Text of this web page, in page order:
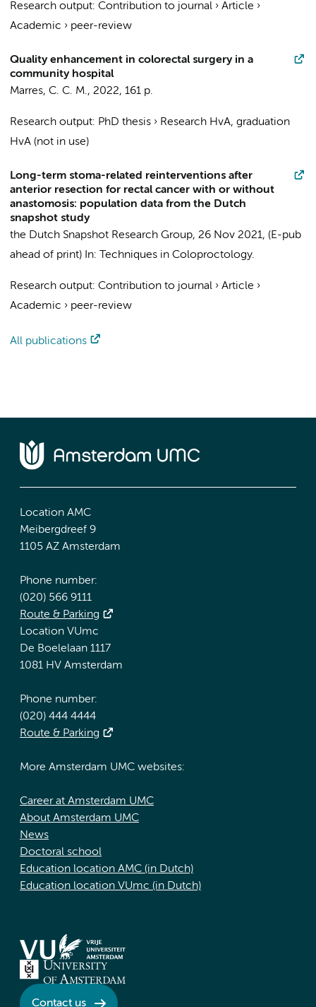
Research output: Contribution to journal › Article ›
Academic › peer-review
Quality enhancement in colorectal surgery in a
community hospital
Marres, C. C. M., 2022, 161 p.
Research output: PhD thesis › Research HvA, graduation
HvA (not in use)
Long-term stoma-related reinterventions after
anterior resection for rectal cancer with or without
anastomosis: population data from the Dutch
snapshot study
the Dutch Snapshot Research Group, 26 Nov 2021, (E-pub
ahead of print) In: Techniques in Coloproctology.
Research output: Contribution to journal › Article ›
Academic › peer-review
All publications
Location AMC
Meibergdreef 9
1105 AZ Amsterdam
Phone number:
(020) 566 9111
Route & Parking
Location VUmc
De Boelelaan 1117
1081 HV Amsterdam
Phone number:
(020) 444 4444
Route & Parking
More Amsterdam UMC websites:
Career at Amsterdam UMC
About Amsterdam UMC
News
Doctoral school
Education location AMC (in Dutch)
Education location VUmc (in Dutch)
Contact us